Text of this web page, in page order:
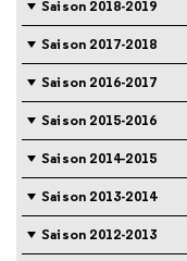
Saison 2018-2019
Saison 2017-2018
Saison 2016-2017
Saison 2015-2016
Saison 2014-2015
Saison 2013-2014
Saison 2012-2013